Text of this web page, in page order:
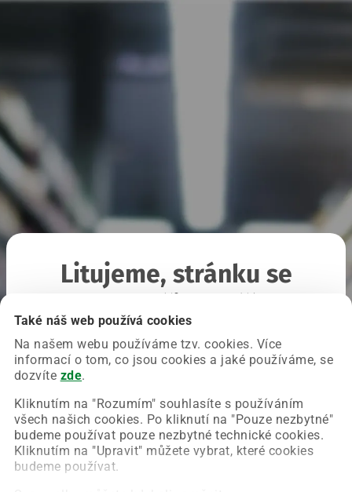
Také náš web používá cookies
Na našem webu používáme tzv. cookies. Více
informací o tom, co jsou cookies a jaké používáme, se
dozvíte zde.
Kliknutím na "Rozumím" souhlasíte s používáním
všech našich cookies. Po kliknutí na "Pouze nezbytné"
budeme používat pouze nezbytné technické cookies.
Kliknutím na "Upravit" můžete vybrat, které cookies
budeme používat.
Litujeme, stránku se
Chyba nastala na naší straně a už ji opravujeme.
Zkuste prosím znovu načíst požadovanou stránku.
Obnovit stránku Úvodní strana